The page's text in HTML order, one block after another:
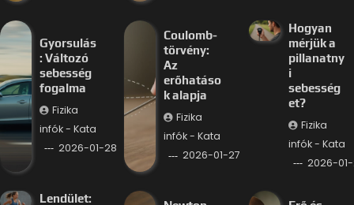
Gyorsulás
: Változó
sebesség
fogalma
Fizika
infók - Kata
2026-01-28
Coulomb-
törvény:
Az
erőhatáso
k alapja
Fizika
infók - Kata
2026-01-27
Hogyan
mérjük a
pillanatny
i
sebesség
et?
Fizika
infók - Kata
2026-
Lendület: